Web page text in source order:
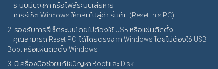
– ระบบมีปัญหา หรือไฟล์ระบบเสียหาย
– การรีเซ็ต Windows ให้กลับไปสู่ค่าเริ่มต้น (Reset this PC)
2. รองรับการรีเซ็ตระบบโดยไม่ต้องใช้ USB หรือแผ่นติดตั้ง
– คุณสามารถ Reset PC ได้โดยตรงจาก Windows โดยไม่ต้องใช้ USB
Boot หรือแผ่นติดตั้ง Windows
3. มีเครื่องมือช่วยแก้ไขปัญหา Boot และ Disk